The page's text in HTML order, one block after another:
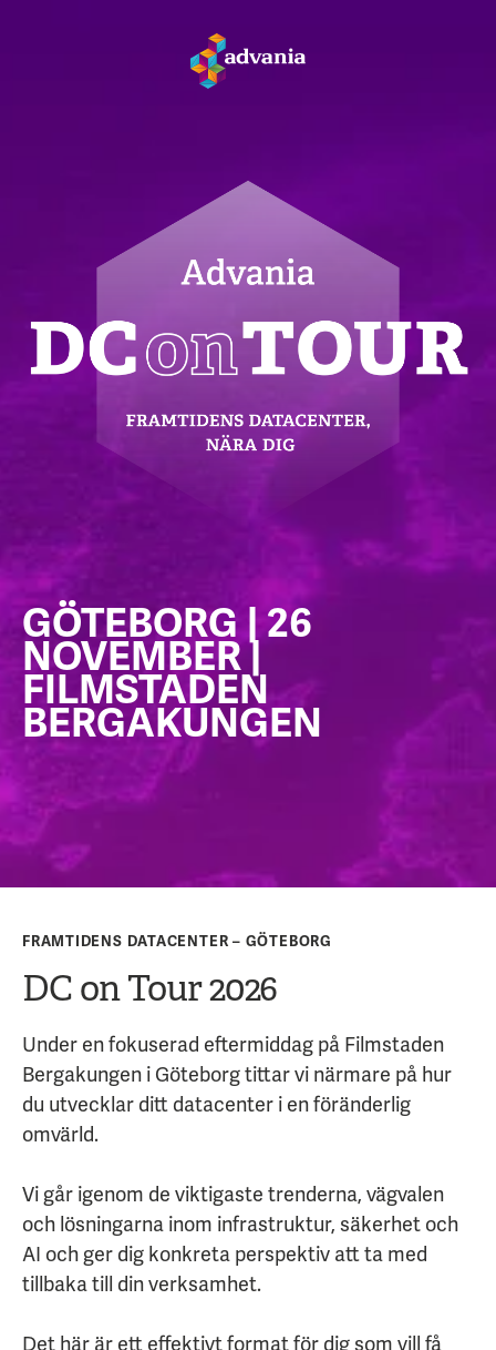
GÖTEBORG | 26
NOVEMBER |
FILMSTADEN
BERGAKUNGEN
FRAMTIDENS DATACENTER – GÖTEBORG
DC on Tour 2026
Under en fokuserad eftermiddag på Filmstaden
Bergakungen i Göteborg tittar vi närmare på hur
du utvecklar ditt datacenter i en föränderlig
omvärld.
Vi går igenom de viktigaste trenderna, vägvalen
och lösningarna inom infrastruktur, säkerhet och
AI och ger dig konkreta perspektiv att ta med
tillbaka till din verksamhet.
Det här är ett effektivt format för dig som vill få